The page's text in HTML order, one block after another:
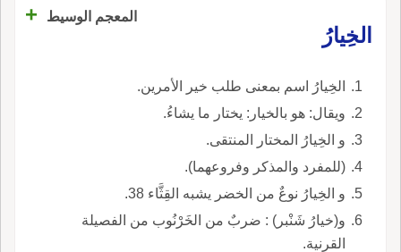
المعجم الوسيط
+
الخِيارُ
الخِيارُ اسم بمعنى طلب خير الأمرين.
ويقال: هو بالخيار: يختار ما يشاءُ.
و الخِيارُ المختار المنتقى.
(للمفرد والمذكر وفروعهما).
و الخِيارُ نوعٌ من الخضر يشبه القِثَّاء 38.
و(خيارُ شَنْبر) : ضربٌ من الخَرْنُوب من الفصيلة
القرنية.